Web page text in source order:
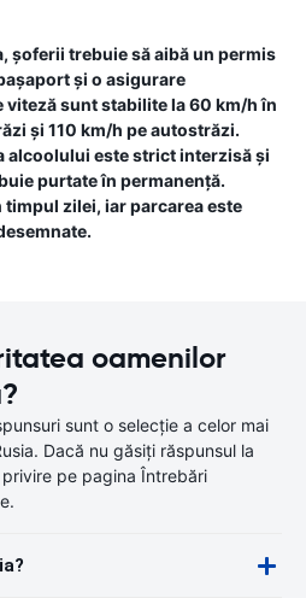
șoferii trebuie să aibă un permis
și o asigurare
sunt stabilite la 60 km/h în
și 110 km/h pe autostrăzi.
alcoolului este strict interzisă și
purtate în permanență.
zilei, iar parcarea este
oamenilor
sunt o selecție a celor mai
Dacă nu găsiți răspunsul la
pe pagina Întrebări